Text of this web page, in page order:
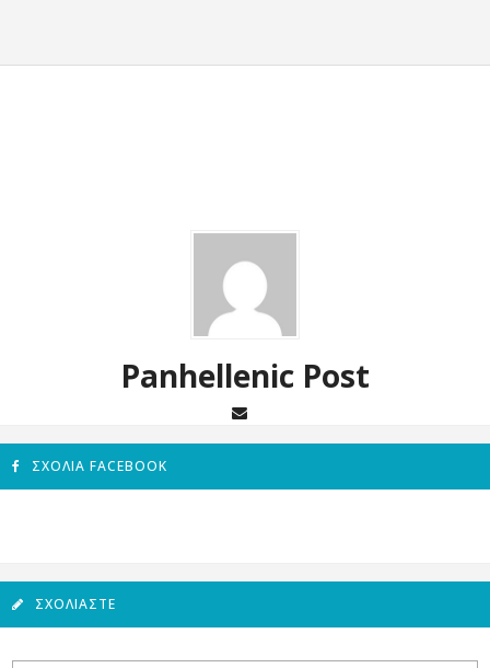
Panhellenic Post
ΣΧΌΛΙΑ FACEBOOK
ΣΧΟΛΙΆΣΤΕ